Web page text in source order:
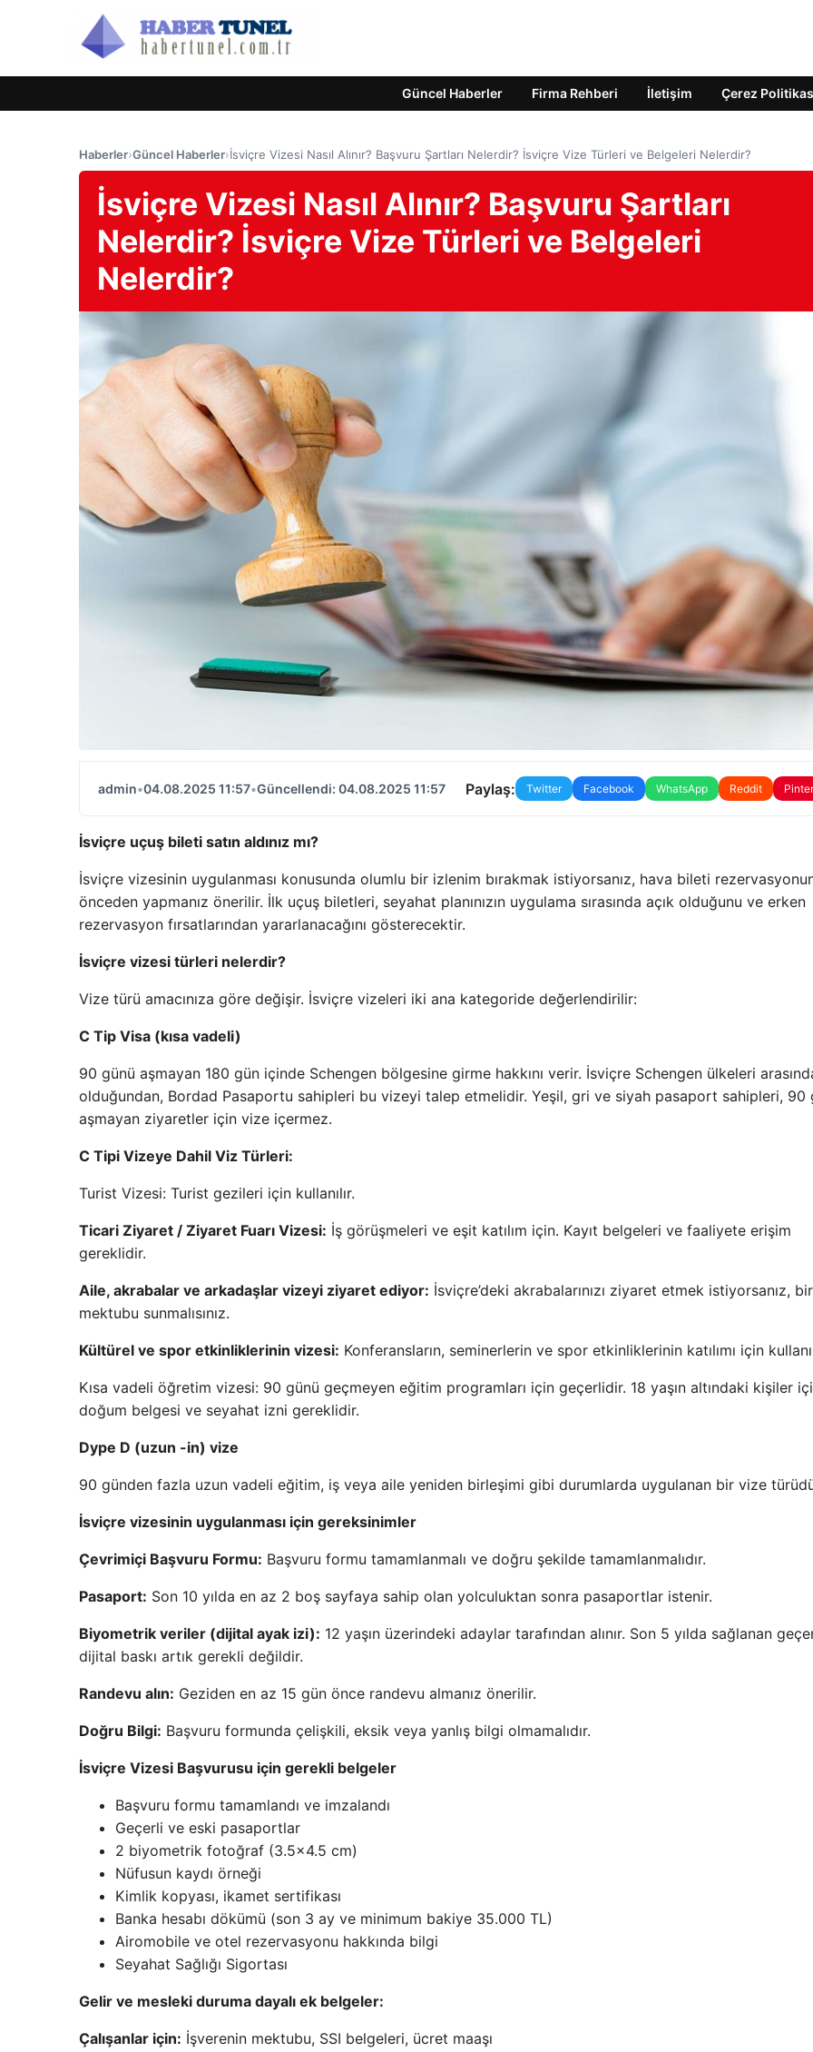
Güncel Haberler Firma Rehberi İletişim Çerez
Haberler›Güncel Haberler›İsviçre Vizesi Nasıl Alınır? Başvuru Şartları Nelerdir? İsviçre Vize Türleri ve Belgeleri Nelerdir?
İsviçre Vizesi Nasıl Alınır? Başvuru Şartları
Nelerdir? İsviçre Vize Türleri ve Belgeleri
Nelerdir?
admin•04.08.2025 11:57•Güncellendi: 04.08.2025 11:57 Paylaş: Twitter Facebook WhatsApp Reddit
İsviçre uçuş bileti satın aldınız mı?
İsviçre vizesinin uygulanması konusunda olumlu bir izlenim bırakmak istiyorsanız, hava bileti
önceden yapmanız önerilir. İlk uçuş biletleri, seyahat planınızın uygulama sırasında açık olduğunu ve erken
rezervasyon fırsatlarından yararlanacağını gösterecektir.
İsviçre vizesi türleri nelerdir?
Vize türü amacınıza göre değişir. İsviçre vizeleri iki ana kategoride değerlendirilir:
C Tip Visa (kısa vadeli)
90 günü aşmayan 180 gün içinde Schengen bölgesine girme hakkını verir. İsviçre Schengen ülkeleri
olduğundan, Bordad Pasaportu sahipleri bu vizeyi talep etmelidir. Yeşil, gri ve siyah pasaport sahipleri, 90
aşmayan ziyaretler için vize içermez.
C Tipi Vizeye Dahil Viz Türleri:
Turist Vizesi: Turist gezileri için kullanılır.
Ticari Ziyaret / Ziyaret Fuarı Vizesi: İş görüşmeleri ve eşit katılım için. Kayıt belgeleri ve faaliyete erişim
gereklidir.
Aile, akrabalar ve arkadaşlar vizeyi ziyaret ediyor: İsviçre’deki akrabalarınızı ziyaret etmek istiyorsanız,
mektubu sunmalısınız.
Kültürel ve spor etkinliklerinin vizesi: Konferansların, seminerlerin ve spor etkinliklerinin katılımı için
Kısa vadeli öğretim vizesi: 90 günü geçmeyen eğitim programları için geçerlidir. 18 yaşın altındaki kişiler
doğum belgesi ve seyahat izni gereklidir.
Dype D (uzun -in) vize
90 günden fazla uzun vadeli eğitim, iş veya aile yeniden birleşimi gibi durumlarda uygulanan bir vize
İsviçre vizesinin uygulanması için gereksinimler
Çevrimiçi Başvuru Formu: Başvuru formu tamamlanmalı ve doğru şekilde tamamlanmalıdır.
Pasaport: Son 10 yılda en az 2 boş sayfaya sahip olan yolculuktan sonra pasaportlar istenir.
Biyometrik veriler (dijital ayak izi): 12 yaşın üzerindeki adaylar tarafından alınır. Son 5 yılda sağlanan
dijital baskı artık gerekli değildir.
Randevu alın: Geziden en az 15 gün önce randevu almanız önerilir.
Doğru Bilgi: Başvuru formunda çelişkili, eksik veya yanlış bilgi olmamalıdır.
İsviçre Vizesi Başvurusu için gerekli belgeler
Başvuru formu tamamlandı ve imzalandı
Geçerli ve eski pasaportlar
2 biyometrik fotoğraf (3.5×4.5 cm)
Nüfusun kaydı örneği
Kimlik kopyası, ikamet sertifikası
Banka hesabı dökümü (son 3 ay ve minimum bakiye 35.000 TL)
Airomobile ve otel rezervasyonu hakkında bilgi
Seyahat Sağlığı Sigortası
Gelir ve mesleki duruma dayalı ek belgeler:
Çalışanlar için: İşverenin mektubu, SSI belgeleri, ücret maaşı